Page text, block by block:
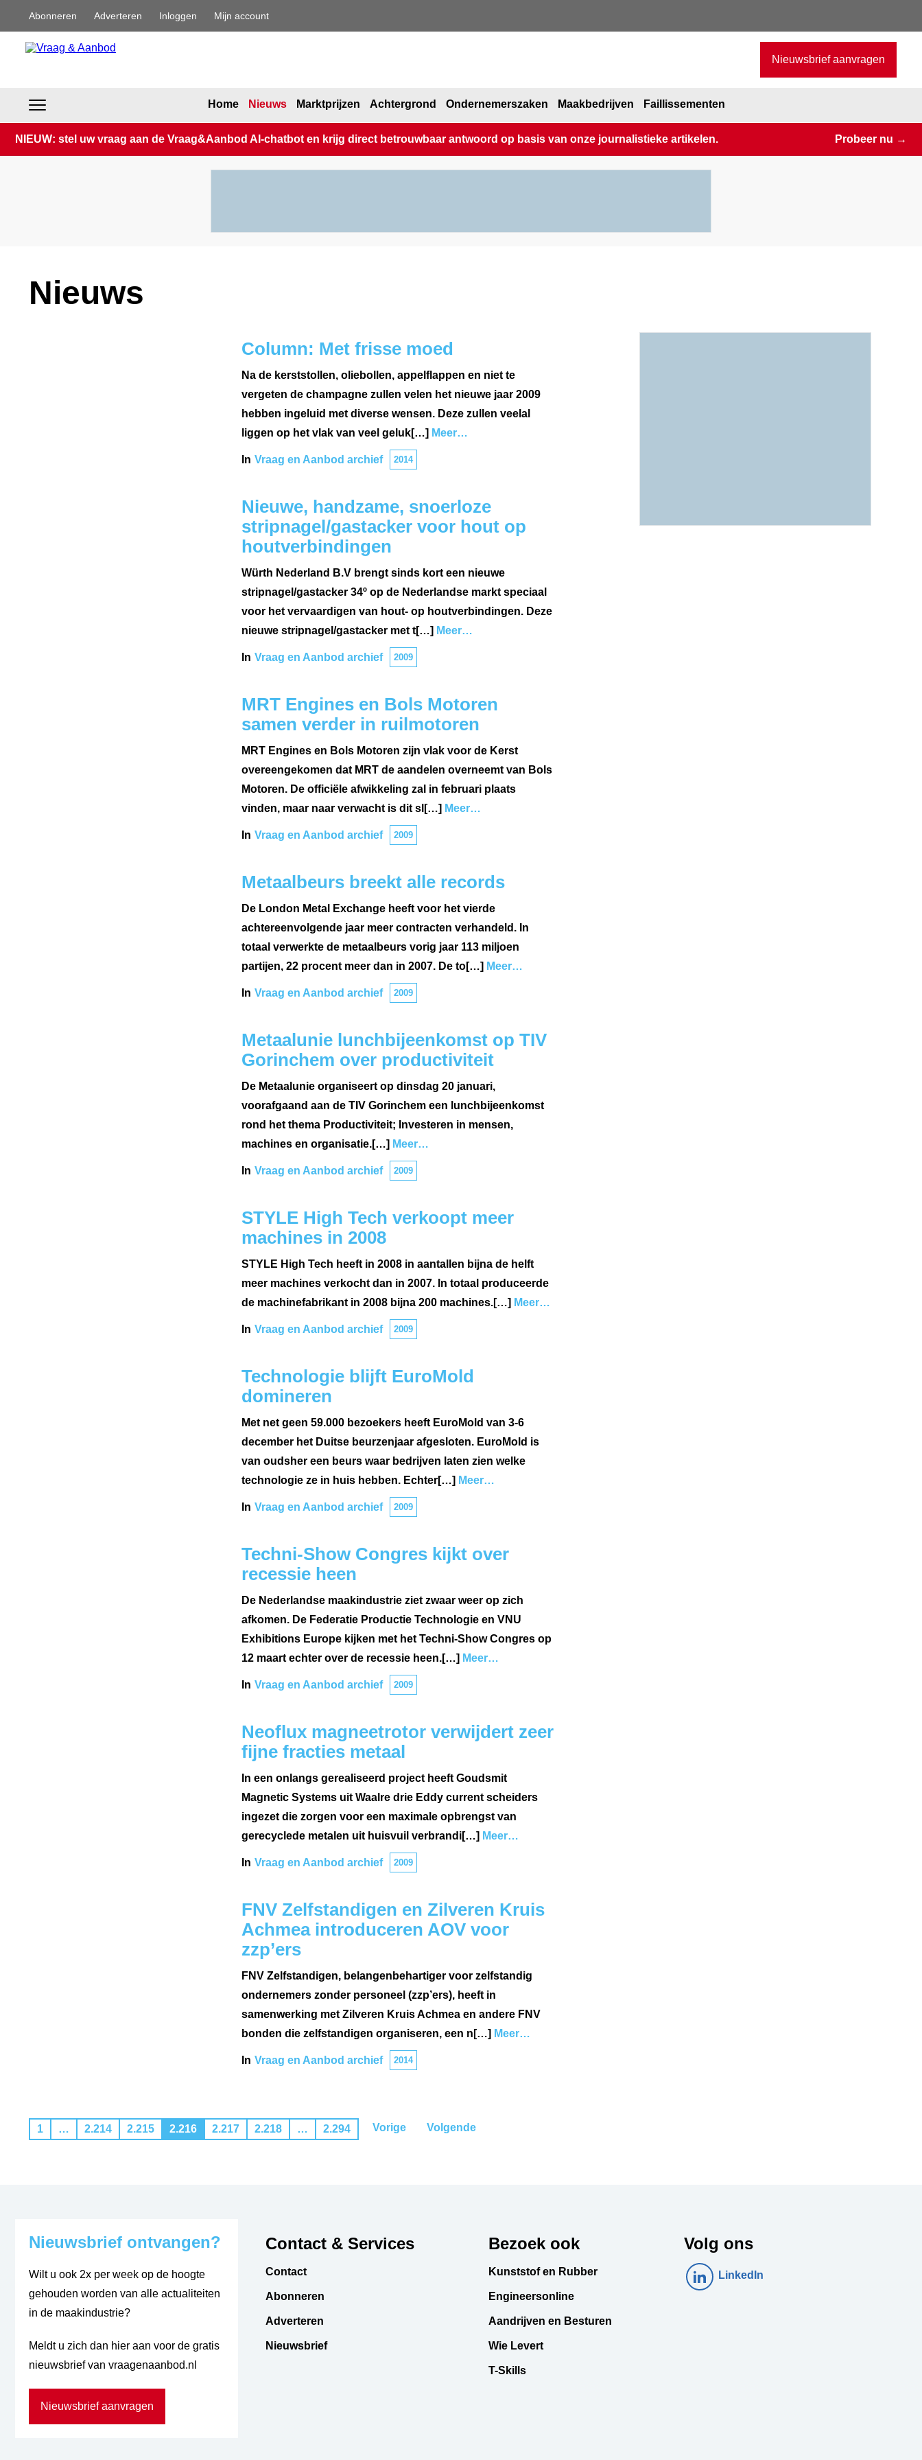
Abonneren Adverteren Inloggen Mijn account
Nieuwsbrief aanvragen
Home Nieuws Marktprijzen Achtergrond Ondernemerszaken Maakbedrijven Faillissementen
NIEUW: stel uw vraag aan de Vraag&Aanbod AI-chatbot en krijg direct betrouwbaar antwoord op basis van onze journalistieke artikelen. Probeer nu →
Nieuws
Column: Met frisse moed
Na de kerststollen, oliebollen, appelflappen en niet te
vergeten de champagne zullen velen het nieuwe jaar 2009
hebben ingeluid met diverse wensen. Deze zullen veelal
liggen op het vlak van veel geluk[…] Meer…
In Vraag en Aanbod archief 2014
Nieuwe, handzame, snoerloze
stripnagel/gastacker voor hout op
houtverbindingen
Würth Nederland B.V brengt sinds kort een nieuwe
stripnagel/gastacker 34º op de Nederlandse markt speciaal
voor het vervaardigen van hout- op houtverbindingen. Deze
nieuwe stripnagel/gastacker met t[…] Meer…
In Vraag en Aanbod archief 2009
MRT Engines en Bols Motoren
samen verder in ruilmotoren
MRT Engines en Bols Motoren zijn vlak voor de Kerst
overeengekomen dat MRT de aandelen overneemt van Bols
Motoren. De officiële afwikkeling zal in februari plaats
vinden, maar naar verwacht is dit sl[…] Meer…
In Vraag en Aanbod archief 2009
Metaalbeurs breekt alle records
De London Metal Exchange heeft voor het vierde
achtereenvolgende jaar meer contracten verhandeld. In
totaal verwerkte de metaalbeurs vorig jaar 113 miljoen
partijen, 22 procent meer dan in 2007. De to[…] Meer…
In Vraag en Aanbod archief 2009
Metaalunie lunchbijeenkomst op TIV
Gorinchem over productiviteit
De Metaalunie organiseert op dinsdag 20 januari,
voorafgaand aan de TIV Gorinchem een lunchbijeenkomst
rond het thema Productiviteit; Investeren in mensen,
machines en organisatie.[…] Meer…
In Vraag en Aanbod archief 2009
STYLE High Tech verkoopt meer
machines in 2008
STYLE High Tech heeft in 2008 in aantallen bijna de helft
meer machines verkocht dan in 2007. In totaal produceerde
de machinefabrikant in 2008 bijna 200 machines.[…] Meer…
In Vraag en Aanbod archief 2009
Technologie blijft EuroMold
domineren
Met net geen 59.000 bezoekers heeft EuroMold van 3-6
december het Duitse beurzenjaar afgesloten. EuroMold is
van oudsher een beurs waar bedrijven laten zien welke
technologie ze in huis hebben. Echter[…] Meer…
In Vraag en Aanbod archief 2009
Techni-Show Congres kijkt over
recessie heen
De Nederlandse maakindustrie ziet zwaar weer op zich
afkomen. De Federatie Productie Technologie en VNU
Exhibitions Europe kijken met het Techni-Show Congres op
12 maart echter over de recessie heen.[…] Meer…
In Vraag en Aanbod archief 2009
Neoflux magneetrotor verwijdert zeer
fijne fracties metaal
In een onlangs gerealiseerd project heeft Goudsmit
Magnetic Systems uit Waalre drie Eddy current scheiders
ingezet die zorgen voor een maximale opbrengst van
gerecyclede metalen uit huisvuil verbrandi[…] Meer…
In Vraag en Aanbod archief 2009
FNV Zelfstandigen en Zilveren Kruis
Achmea introduceren AOV voor
zzp’ers
FNV Zelfstandigen, belangenbehartiger voor zelfstandig
ondernemers zonder personeel (zzp’ers), heeft in
samenwerking met Zilveren Kruis Achmea en andere FNV
bonden die zelfstandigen organiseren, een n[…] Meer…
In Vraag en Aanbod archief 2014
Vorige
1 … 2.214 2.215 2.216 2.217 2.218 … 2.294 Volgende
Nieuwsbrief ontvangen?
Wilt u ook 2x per week op de hoogte
gehouden worden van alle actualiteiten
in de maakindustrie?
Meldt u zich dan hier aan voor de gratis
nieuwsbrief van vraagenaanbod.nl
Nieuwsbrief aanvragen
Contact & Services
Contact
Abonneren
Adverteren
Nieuwsbrief
Bezoek ook
Kunststof en Rubber
Engineersonline
Aandrijven en Besturen
Wie Levert
T-Skills
Volg ons
LinkedIn